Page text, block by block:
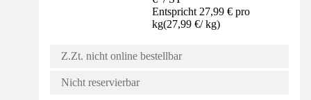
Entspricht 27,99 € pro
kg(27,99 €/ kg)
Z.Zt. nicht online bestellbar
Nicht reservierbar